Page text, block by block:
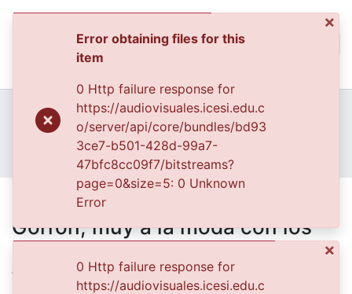
All of DSpace
Statistics
Home
Archivo del Patrimonio Fotográfico y Fílmico del Valle del Cauca
Fondo Archivo del Patrimonio Fotográfico y Fílmico del Valle del Cauca
Lo Cotidiano
APFFVC - Fotos Familiares - Patrimonial
Hermanos Jaime y Héctor Gorrón, muy a la moda con los pantalones bota campana de terlenka
Hermanos Jaime y Héctor
Gorrón, muy a la moda con los
terlenka
×
Error obtaining files for this
item
0 Http failure response for
https://audiovisuales.icesi.edu.c
o/server/api/core/bundles/bd93
3ce7-b501-428d-99a7-
47bfc8cc09f7/bitstreams?
page=0&size=5: 0 Unknown
Error
×
0 Http failure response for
https://audiovisuales.icesi.edu.c